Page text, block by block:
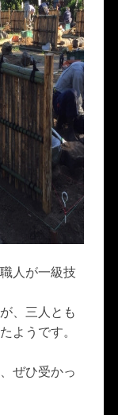
人が一級技
、三人とも
ようです。
ぜひ受かっ